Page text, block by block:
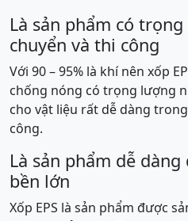
Là sản phẩm có
chuyển và thi công
Với 90 – 95% là khí nên xốp
chống nóng có trọng lượng
cho vật liệu rất dễ dàng
công.
Là sản phẩm dễ
bền lớn
Xốp EPS là sản phẩm được